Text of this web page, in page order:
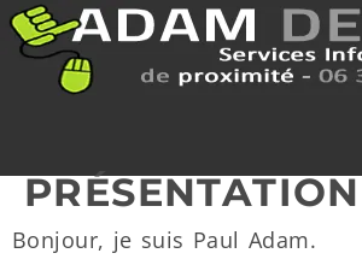
PRÉSENTATION
Bonjour, je suis Paul Adam.